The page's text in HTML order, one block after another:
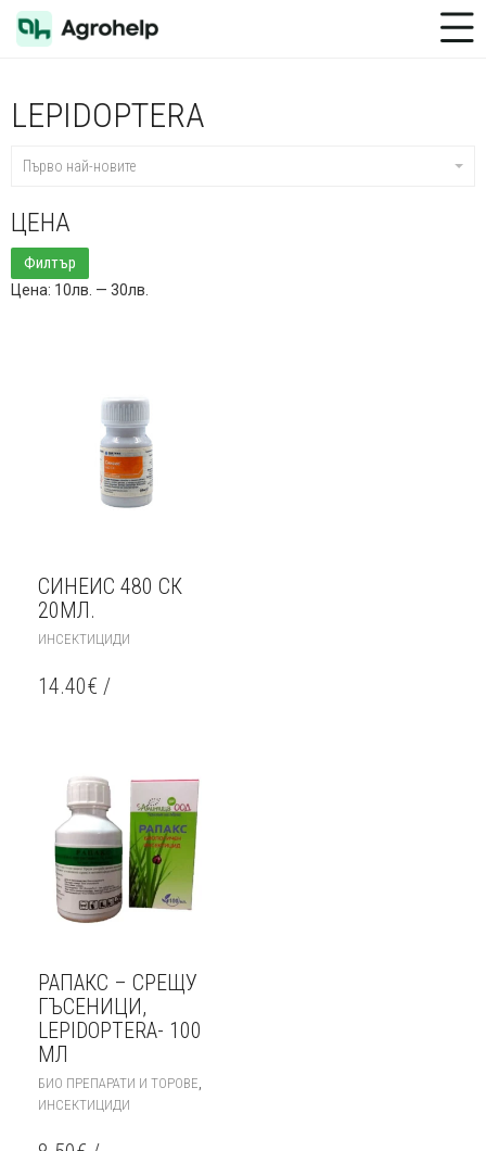
Toggle Menu
LEPIDOPTERA
Първо най-новите
ЦЕНА
Минимална
цена
Максимална
цена
Филтър
Цена: 10лв. — 30лв.
СИНЕИС 480 СК
20МЛ.
ИНСЕКТИЦИДИ
14.40€ /
РАПАКС – СРЕЩУ
ГЪСЕНИЦИ,
LEPIDOPTERA- 100
МЛ
БИО ПРЕПАРАТИ И ТОРОВЕ
ИНСЕКТИЦИДИ